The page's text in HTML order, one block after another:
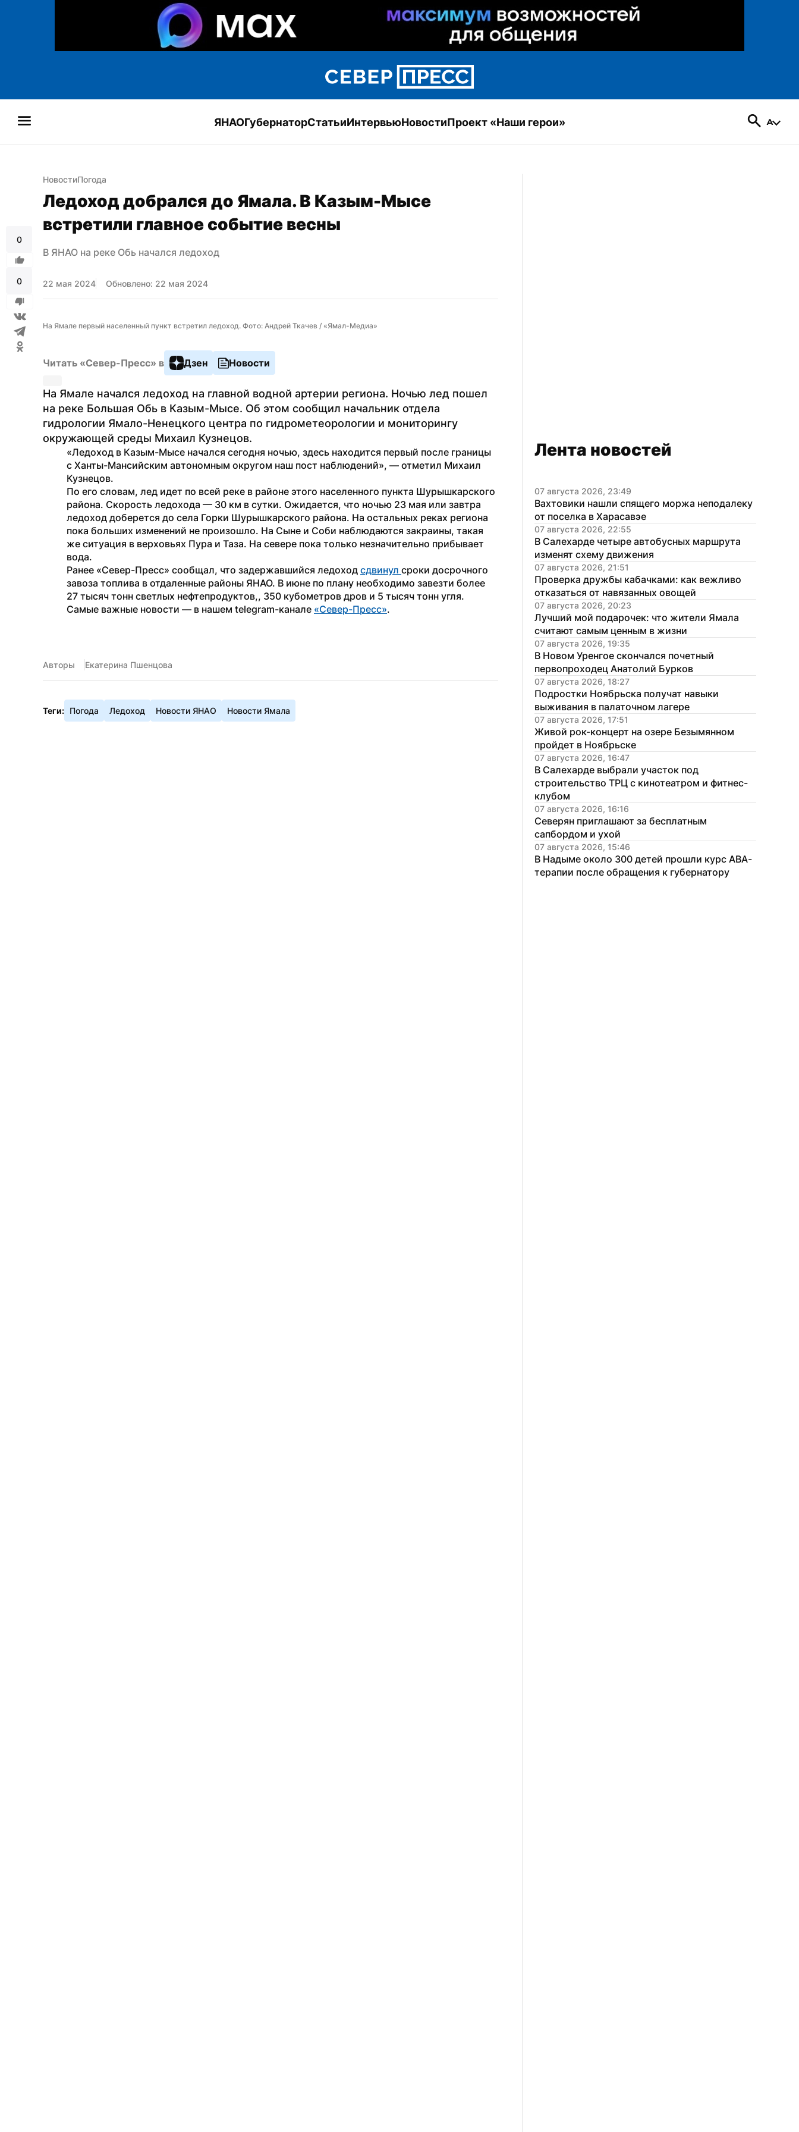
ЯНАОГубернаторСтатьиИнтервьюНовостиПроект «Наши герои»
0
0
НовостиПогода
Ледоход добрался до Ямала. В Казым-Мысе
встретили главное событие весны
В ЯНАО на реке Обь начался ледоход
22 мая 2024 Обновлено: 22 мая 2024
На Ямале первый населенный пункт встретил ледоход. Фото: Андрей Ткачев / «Ямал-Медиа»
Читать «Север-Пресс» в Дзен Новости
На Ямале начался ледоход на главной водной артерии региона. Ночью лед пошел
на реке Большая Обь в Казым-Мысе. Об этом сообщил начальник отдела
гидрологии Ямало-Ненецкого центра по гидрометеорологии и мониторингу
окружающей среды Михаил Кузнецов.
«Ледоход в Казым-Мысе начался сегодня ночью, здесь находится первый после границы
с Ханты-Мансийским автономным округом наш пост наблюдений», — отметил Михаил
Кузнецов.
По его словам, лед идет по всей реке в районе этого населенного пункта Шурышкарского
района. Скорость ледохода — 30 км в сутки. Ожидается, что ночью 23 мая или завтра
ледоход доберется до села Горки Шурышкарского района. На остальных реках региона
пока больших изменений не произошло. На Сыне и Соби наблюдаются закраины, такая
же ситуация в верховьях Пура и Таза. На севере пока только незначительно прибывает
вода.
Ранее «Север-Пресс» сообщал, что задержавшийся ледоход сдвинул сроки досрочного
завоза топлива в отдаленные районы ЯНАО. В июне по плану необходимо завезти более
27 тысяч тонн светлых нефтепродуктов,, 350 кубометров дров и 5 тысяч тонн угля.
Самые важные новости — в нашем telegram-канале «Север-Пресс».
Авторы Екатерина Пшенцова
Теги: Погода Ледоход Новости ЯНАО Новости Ямала
Лента новостей
07 августа 2026, 23:49
Вахтовики нашли спящего моржа неподалеку
от поселка в Харасавэе
07 августа 2026, 22:55
В Салехарде четыре автобусных маршрута
изменят схему движения
07 августа 2026, 21:51
Проверка дружбы кабачками: как вежливо
отказаться от навязанных овощей
07 августа 2026, 20:23
Лучший мой подарочек: что жители Ямала
считают самым ценным в жизни
07 августа 2026, 19:35
В Новом Уренгое скончался почетный
первопроходец Анатолий Бурков
07 августа 2026, 18:27
Подростки Ноябрьска получат навыки
выживания в палаточном лагере
07 августа 2026, 17:51
Живой рок-концерт на озере Безымянном
пройдет в Ноябрьске
07 августа 2026, 16:47
В Салехарде выбрали участок под
строительство ТРЦ с кинотеатром и фитнес-
клубом
07 августа 2026, 16:16
Северян приглашают за бесплатным
сапбордом и ухой
07 августа 2026, 15:46
В Надыме около 300 детей прошли курс АВА-
терапии после обращения к губернатору